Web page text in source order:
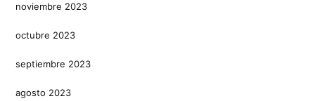
noviembre 2023
octubre 2023
septiembre 2023
agosto 2023